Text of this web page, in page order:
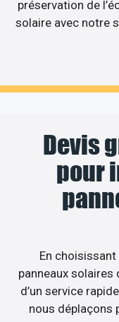
préservation de
solaire avec notre
Devis
pour
En
panneaux solaires
d’un service
nous déplaçons